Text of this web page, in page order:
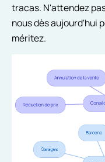
tracas. N'attendez
nous dès aujourd'hui
méritez.